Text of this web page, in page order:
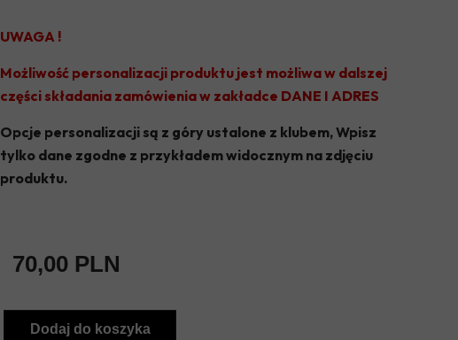
TYTAN WISZNICE
VICTORIA GŁOSKÓW
UKS KĄTY
Dodaj do koszyka
UWAGA !
Możliwość personalizacji produktu jest możliwa w dalszej
części składania zamówienia w zakładce DANE I ADRES
Opcje personalizacji są z góry ustalone z klubem, Wpisz
tylko dane zgodne z przykładem widocznym na zdjęciu
produktu.
70,00 PLN